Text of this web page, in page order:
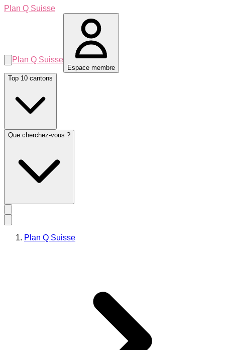
Plan Q Suisse
Plan Q Suisse
Espace membre
Top 10 cantons
Que cherchez-vous ?
Plan Q Suisse